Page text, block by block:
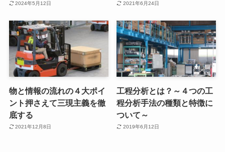
2024年5月12日 2021年6月24日
物と情報の流れの４大ポイ
ント押さえて三現主義を徹
底する
2021年12月8日
工程分析とは？～４つの工
程分析手法の種類と特徴に
ついて～
2019年6月12日